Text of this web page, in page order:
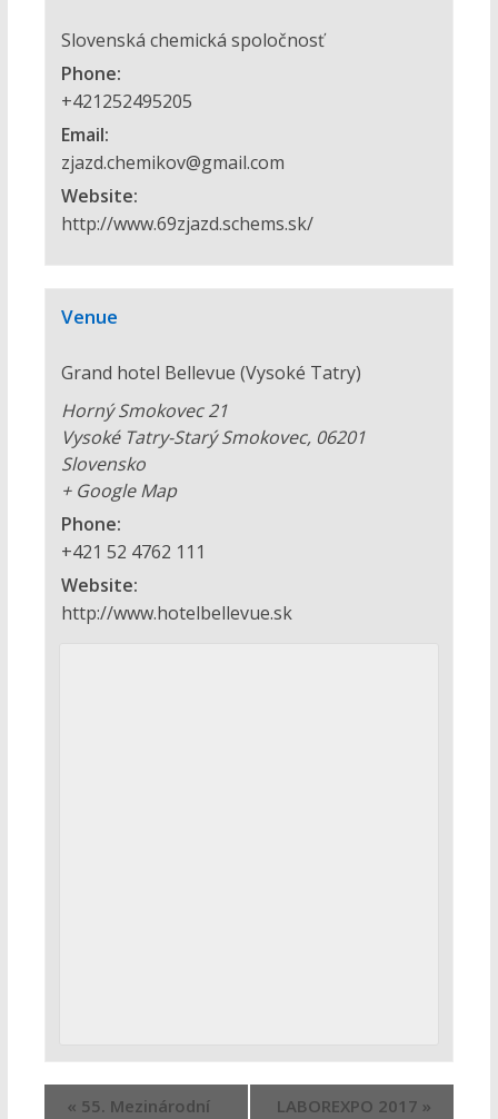
Slovenská chemická spoločnosť
Phone:
+421252495205
Email:
zjazd.chemikov@gmail.com
Website:
http://www.69zjazd.schems.sk/
Venue
Grand hotel Bellevue (Vysoké Tatry)
Horný Smokovec 21
Vysoké Tatry-Starý Smokovec, 06201
Slovensko
+ Google Map
Phone:
+421 52 4762 111
Website:
http://www.hotelbellevue.sk
« 55. Mezinárodní
LABOREXPO 2017 »